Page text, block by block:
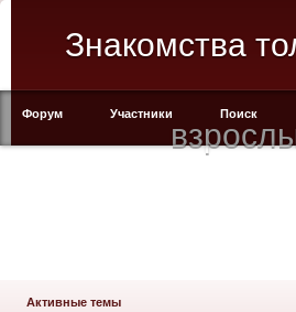
Знакомства
Форум Участники Поиск
Активные темы